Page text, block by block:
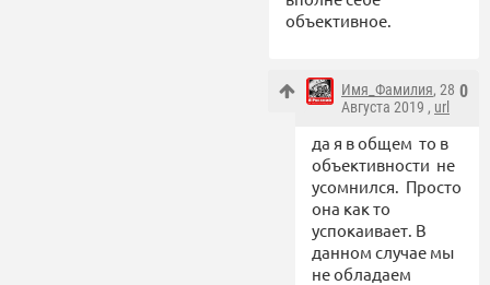
объективное.
0
Имя_Фамилия, 28
Августа 2019 , url
да я в общем то в
объективности не
усомнился. Просто
она как то
успокаивает. В
данном случае мы
не обладаем